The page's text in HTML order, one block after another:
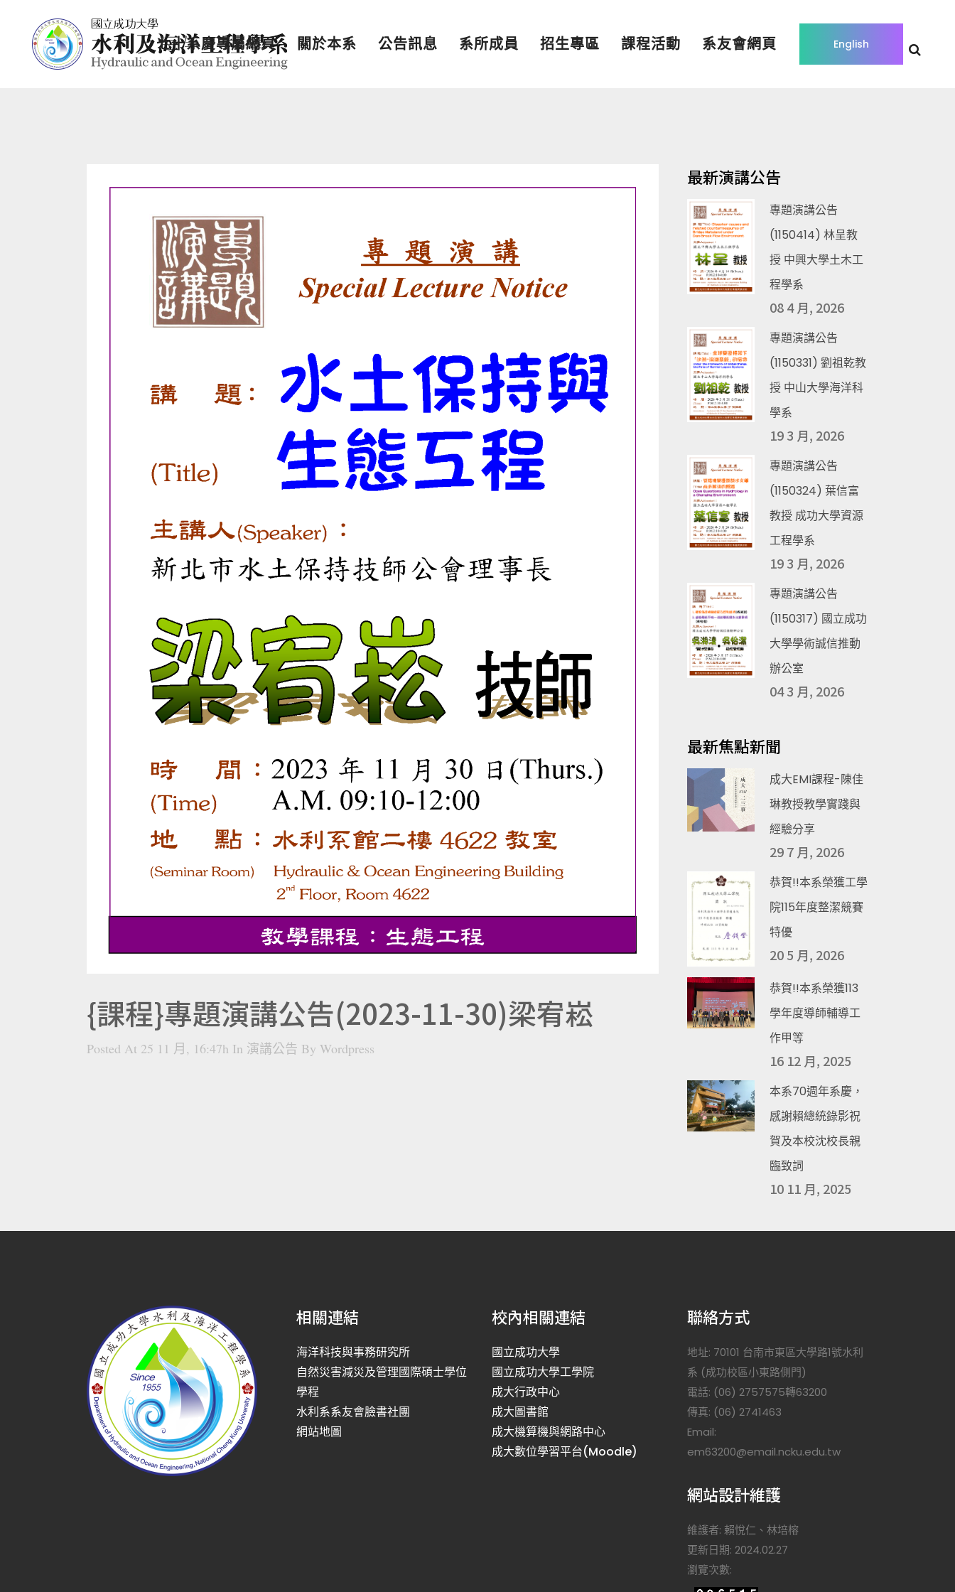
English
七十系慶專屬網頁 關於本系 公告訊息 系所成員 招生專區 課程活動 系友會網頁
{課程}專題演講公告(2023-11-30)梁宥崧
Posted At 25 11 月, 16:47h In 演講公告 By Wordpress
最新演講公告
專題演講公告
(1150414) 林呈教
授 中興大學土木工
程學系
08 4 月, 2026
專題演講公告
(1150331) 劉祖乾教
授 中山大學海洋科
學系
19 3 月, 2026
專題演講公告
(1150324) 葉信富
教授 成功大學資源
工程學系
19 3 月, 2026
專題演講公告
(1150317) 國立成功
大學學術誠信推動
辦公室
04 3 月, 2026
最新焦點新聞
成大EMI課程-陳佳
琳教授教學實踐與
經驗分享
29 7 月, 2026
恭賀!!本系榮獲工學
院115年度整潔競賽
特優
20 5 月, 2026
恭賀!!本系榮獲113
學年度導師輔導工
作甲等
16 12 月, 2025
本系70週年系慶，
感謝賴總統錄影祝
賀及本校沈校長親
臨致詞
10 11 月, 2025
相關連結
海洋科技與事務研究所
自然災害減災及管理國際碩士學位
學程
水利系系友會臉書社團
網站地圖
校內相關連結
國立成功大學
國立成功大學工學院
成大行政中心
成大圖書館
成大機算機與網路中心
成大數位學習平台(Moodle)
聯絡方式
地址: 70101 台南市東區大學路1號水利
系 (成功校區小東路側門)
電話: (06) 2757575轉63200
傳真: (06) 2741463
Email:
em63200@email.ncku.edu.tw
網站設計維護
維護者: 賴悅仁、林培榕
更新日期: 2024.02.27
瀏覽次數: